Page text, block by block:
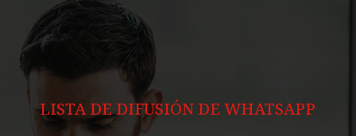
LISTA DE DIFUSIÓN DE WHATSAPP